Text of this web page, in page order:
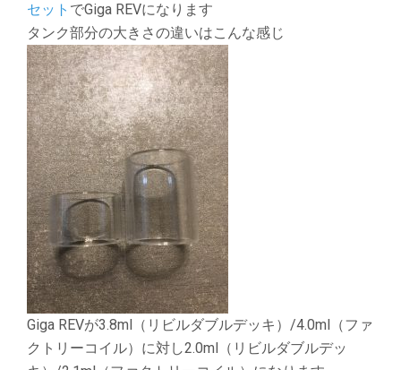
セット でGiga REVになります
タンク部分の大きさの違いはこんな感じ
Giga REVが3.8ml（リビルダブルデッキ）/4.0ml（ファ
クトリーコイル）に対し2.0ml（リビルダブルデッ